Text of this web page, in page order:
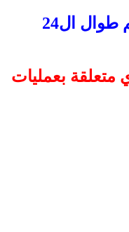
اتصل الان نحن في خدمتكم طوال ال24
متعلقة بعمليات